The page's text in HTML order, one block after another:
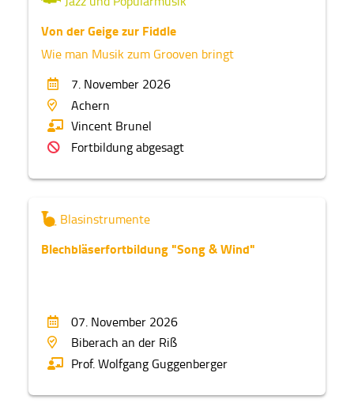
Von der Geige zur Fiddle
Wie man Musik zum Grooven bringt
7. November 2026
Achern
Vincent Brunel
Fortbildung abgesagt
Blasinstrumente
Blechbläserfortbildung "Song & Wind"
07. November 2026
Biberach an der Riß
Prof. Wolfgang Guggenberger